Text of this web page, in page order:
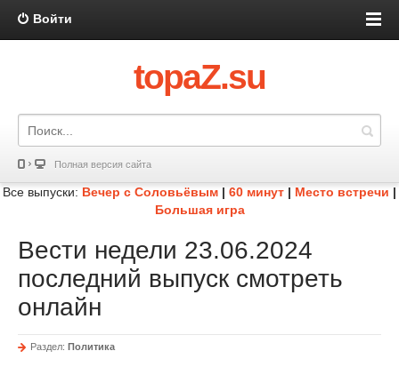
Войти
topaZ.su
Полная версия сайта
Все выпуски: Вечер с Соловьёвым | 60 минут | Место встречи |
Большая игра
Вести недели 23.06.2024
последний выпуск смотреть
онлайн
Раздел: Политика